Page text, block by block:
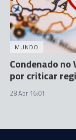
MUNDO
Condenado no
por criticar
28 Abr 16:01